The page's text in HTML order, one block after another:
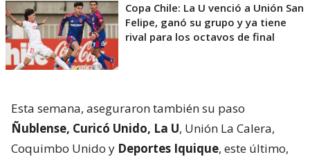
Copa Chile: La U venció a Unión San
Felipe, ganó su grupo y ya tiene
rival para los octavos de final
Esta semana, aseguraron también su paso
Ñublense, Curicó Unido, La U, Unión La Calera,
Coquimbo Unido y Deportes Iquique, este último,